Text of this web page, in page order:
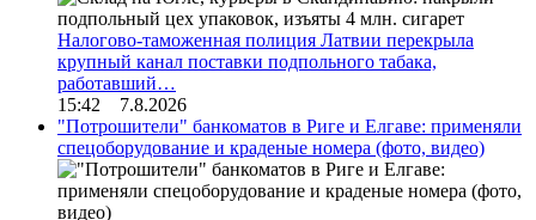
Налогово-таможенная полиция Латвии перекрыла
крупный канал поставки подпольного табака,
работавший…
15:42 7.8.2026
"Потрошители" банкоматов в Риге и Елгаве: применяли
спецоборудование и краденые номера (фото, видео)